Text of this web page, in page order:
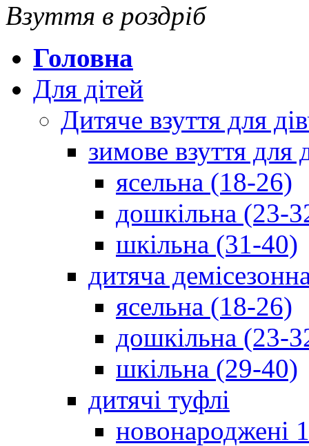
Взуття в роздріб
Головна
Для дітей
Дитяче взуття для
зимове взуття для
ясельна (18-26)
дошкільна (23-
шкільна (31-40)
дитяча
ясельна (18-26)
дошкільна (23-
шкільна (29-40)
дитячі туфлі
новонароджені